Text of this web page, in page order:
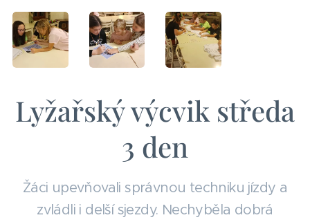
Lyžařský výcvik středa
3 den
Žáci upevňovali správnou techniku jízdy a
zvládli i delší sjezdy. Nechyběla dobrá